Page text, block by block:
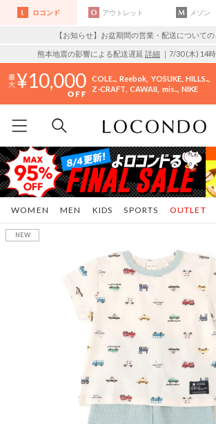
ロコンド アウトレット メゾン
【お知らせ】お盆期間の営業・配送について
熊本地震の影響による配送遅延 詳細 ｜7/30 (木) 14
10,000 COLE.. Reebok YOSUKE HILLS..
Z-CRAFT CAWAII mis.. NIKE
WOMEN MEN KIDS SPORTS OUTLET